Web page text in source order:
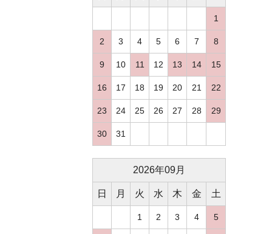
1
2 3 4 5 6 7 8
9 10 11 12 13 14 15
16 17 18 19 20 21 22
23 24 25 26 27 28 29
30 31
2026年09月
日 月 火 水 木 金 土
1 2 3 4 5